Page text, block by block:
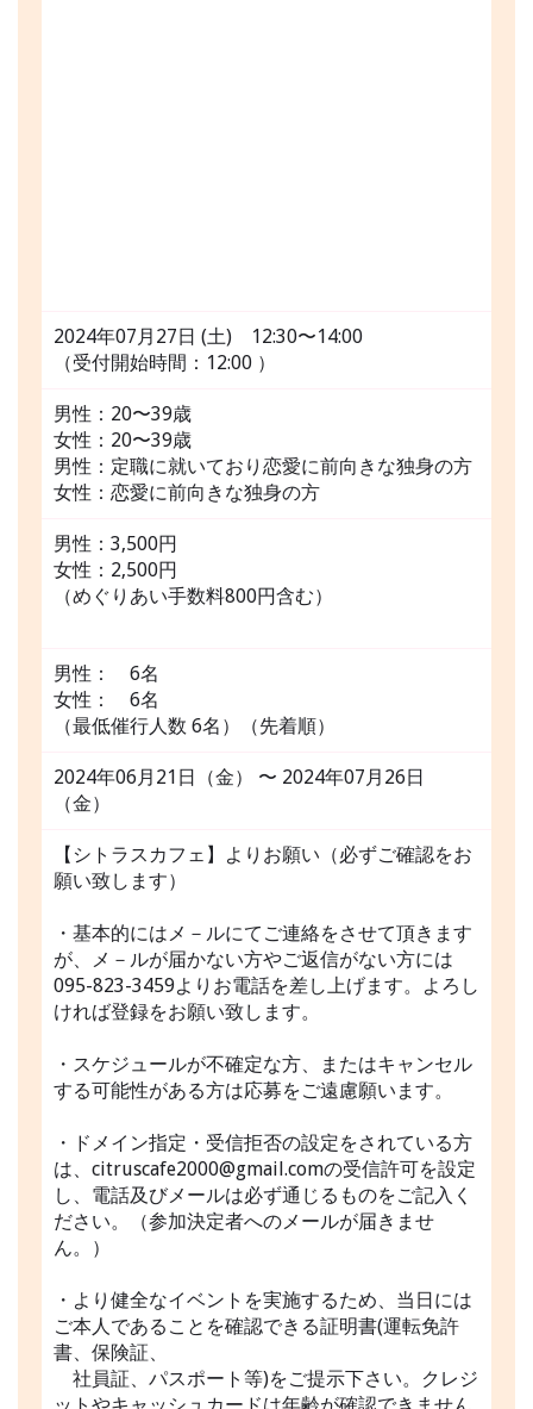
2024年07月27日 (土) 12:30〜14:00
（受付開始時間：12:00 ）
男性：20〜39歳
女性：20〜39歳
男性：定職に就いており恋愛に前向きな独身の方
女性：恋愛に前向きな独身の方
男性：3,500円
女性：2,500円
（めぐりあい手数料800円含む）
男性： 6名
女性： 6名
（最低催行人数 6名）（先着順）
2024年06月21日（金） 〜 2024年07月26日
（金）
【シトラスカフェ】よりお願い（必ずご確認をお
願い致します）
・基本的にはメ－ルにてご連絡をさせて頂きます
が、メ－ルが届かない方やご返信がない方には
095-823-3459よりお電話を差し上げます。よろし
ければ登録をお願い致します。
・スケジュールが不確定な方、またはキャンセル
する可能性がある方は応募をご遠慮願います。
・ドメイン指定・受信拒否の設定をされている方
は、citruscafe2000@gmail.comの受信許可を設定
し、電話及びメールは必ず通じるものをご記入く
ださい。（参加決定者へのメールが届きませ
ん。）
・より健全なイベントを実施するため、当日には
ご本人であることを確認できる証明書(運転免許
書、保険証、
社員証、パスポート等)をご提示下さい。クレジ